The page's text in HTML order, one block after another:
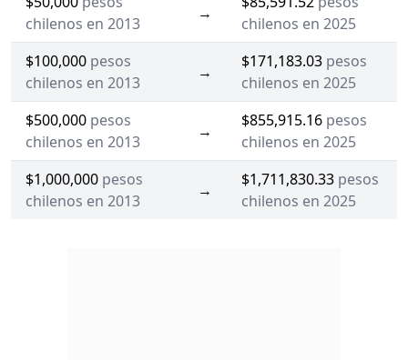
chilenos en 2013
→
chilenos en 2025
$100,000 pesos
chilenos en 2013
→
$171,183.03 pesos
chilenos en 2025
$500,000 pesos
chilenos en 2013
→
$855,915.16 pesos
chilenos en 2025
$1,000,000 pesos
chilenos en 2013
→
$1,711,830.33 pesos
chilenos en 2025